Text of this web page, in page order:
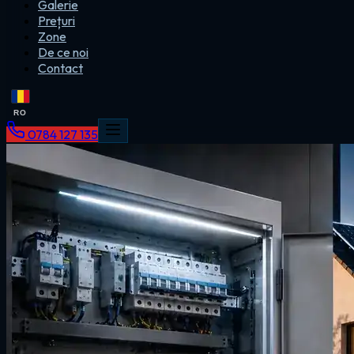
Galerie
Prețuri
Zone
De ce noi
Contact
RO
0784 127 135